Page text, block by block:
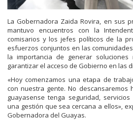
La Gobernadora Zaida Rovira, en sus
mantuvo encuentros con la
comisarios y los jefes políticos de la
esfuerzos conjuntos en las
la importancia de generar
garantizar el acceso de Gobierno en las
«Hoy comenzamos una etapa de
con nuestra gente. No descansaremos
guayasense tenga seguridad,
una gestión que sea cercana a ellos»,
Gobernadora del Guayas.